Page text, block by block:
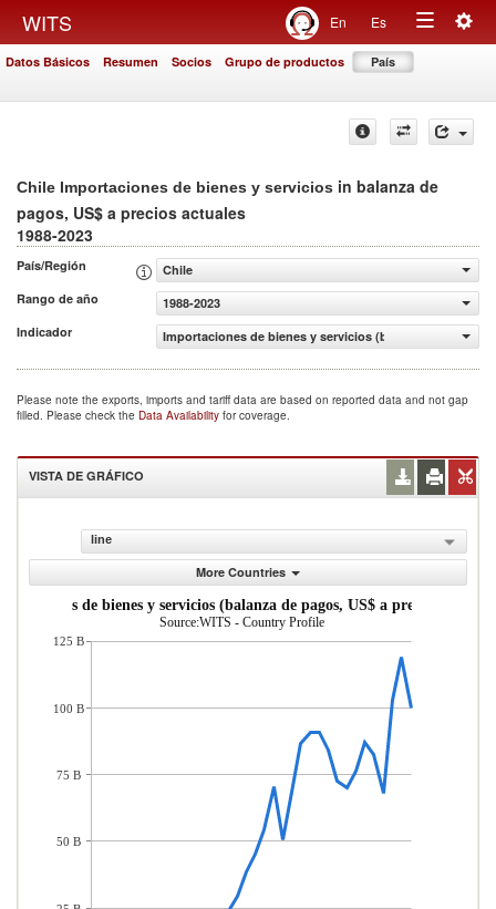
WITS En Es
Toggle
Datos Básicos Resumen Socios Grupo de productos País
Chile Importaciones de bienes y servicios in balanza de
pagos, US$ a precios actuales
1988-2023
País/Región
Chile
Rango de año
1988-2023
Indicador
Importaciones de bienes y servicios (balanza de pagos,
Please note the exports, imports and tariff data are based on reported data and not gap
filled. Please check the Data Availability for coverage.
VISTA DE GRÁFICO
line
More Countries
de bienes y servicios (balanza de pagos, US$ a precios
Source:WITS - Country Profile
125 B
100 B
75 B
50 B